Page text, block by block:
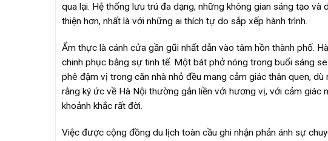
qua lại. Hệ thống lưu trú đa dạng, những không gian sáng tạo
thiện hơn, nhất là với những ai thích tự do sắp xếp hành trình.
Ẩm thực là cánh cửa gần gũi nhất dẫn vào tâm hồn thành phố.
chinh phục bằng sự tinh tế. Một bát phở nóng trong buổi sáng
phê đậm vị trong căn nhà nhỏ đều mang cảm giác thân quen,
rằng ký ức về Hà Nội thường gắn liền với hương vị, với cảm giác
khoảnh khắc rất đời.
Việc được cộng đồng du lịch toàn cầu ghi nhận phản ánh sự